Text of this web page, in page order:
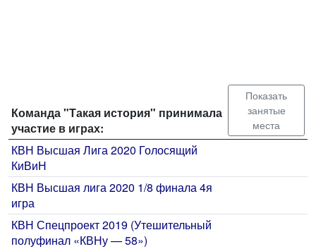
Команда "Такая история" принимала
участие в играх:
Показать
занятые
места
КВН Высшая Лига 2020 Голосящий
КиВиН
КВН Высшая лига 2020 1/8 финала 4я
игра
КВН Спецпроект 2019 (Утешительный
полуфинал «КВНу — 58»)